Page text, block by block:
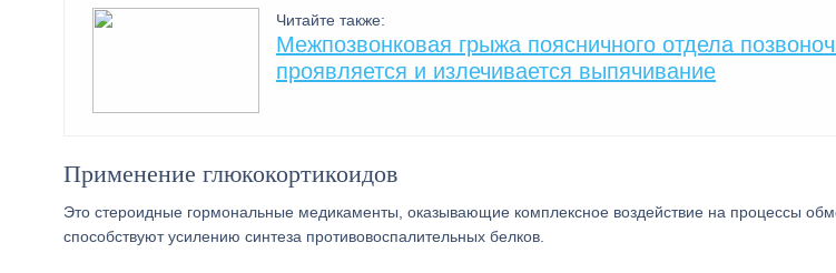
Читайте также:
Межпозвонковая грыжа поясничного отдела
проявляется и излечивается выпячивание
Применение глюкокортикоидов
Это стероидные гормональные медикаменты, оказывающие комплексное воздействие на процессы
способствуют усилению синтеза противовоспалительных белков.